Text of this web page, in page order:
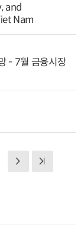
and
Nam
- 7월 금융시장